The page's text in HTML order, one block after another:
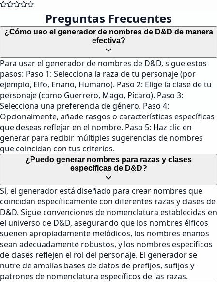
Preguntas Frecuentes
¿Cómo uso el generador de nombres de D&D de manera
efectiva?
Para usar el generador de nombres de D&D, sigue estos
pasos: Paso 1: Selecciona la raza de tu personaje (por
ejemplo, Elfo, Enano, Humano). Paso 2: Elige la clase de tu
personaje (como Guerrero, Mago, Pícaro). Paso 3:
Selecciona una preferencia de género. Paso 4:
Opcionalmente, añade rasgos o características específicas
que deseas reflejar en el nombre. Paso 5: Haz clic en
generar para recibir múltiples sugerencias de nombres
que coincidan con tus criterios.
¿Puedo generar nombres para razas y clases
específicas de D&D?
Sí, el generador está diseñado para crear nombres que
coincidan específicamente con diferentes razas y clases de
D&D. Sigue convenciones de nomenclatura establecidas en
el universo de D&D, asegurando que los nombres élficos
suenen apropiadamente melódicos, los nombres enanos
sean adecuadamente robustos, y los nombres específicos
de clases reflejen el rol del personaje. El generador se
nutre de amplias bases de datos de prefijos, sufijos y
patrones de nomenclatura específicos de las razas.